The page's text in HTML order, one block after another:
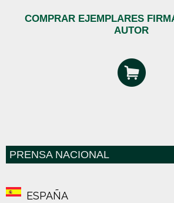
COMPRAR EJEMPLARES
AUTOR
PRENSA NACIONAL
ESPAÑA